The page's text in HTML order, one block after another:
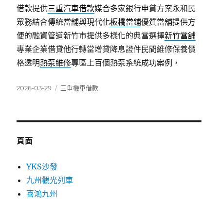
借款提供三重汽車借款媒合多家銀行申貸方案永和民
眾務結合傳統當舖與現代化板橋當鋪優質當舖提供方
便的融資管道新竹市提供多樣化的典當選擇新竹當舖
專業企業借貸他行轉當增貸降息證件民間維修保養價
格透明熱泵維修專區上百個熱泵系統成功案例，
發
2026-03-29
分
三重機車借款
頁面
YKS沙發
九州觀光列車
喜鴻九州